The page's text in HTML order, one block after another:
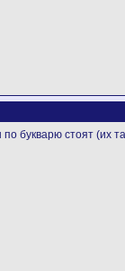
букварю стоят (их